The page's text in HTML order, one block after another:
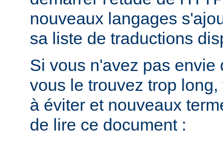
nouveaux langages
sa liste de traductions
Si vous n'avez pas envie
vous le trouvez trop
à éviter et nouveaux
de lire ce document :